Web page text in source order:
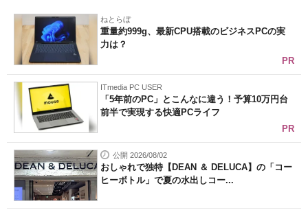
ねとらぼ
重量約999g、最新CPU搭載のビジネスPCの実
力は？
PR
ITmedia PC USER
「5年前のPC」とこんなに違う！予算10万円台
前半で実現する快適PCライフ
PR
公開 2026/08/02
おしゃれで独特【DEAN ＆ DELUCA】の「コー
ヒーボトル」で夏の水出しコー...